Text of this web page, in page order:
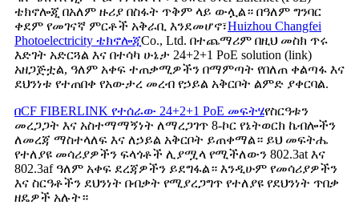
ቴክኖሎጂ በአለም ዙሪያ በስፋት ጥቅም ላይ ውሏል። በዓለም ግንባር
ቀደም የመገናኛ ምርቶች አቅራቢ እንደመሆኖ፣Huizhou Changfei
Photoelectricity ቴክኖሎጂCo., Ltd. በተጨማሪም በዚህ መስክ ጥሩ
እድገት አድርጓል እና በተሳካ ሁኔታ 24+2+1 PoE solution (link)
አዘጋጅቷል, ዓለም አቀፍ ተጠቃሚዎችን በማምጣት የበለጠ ቀልጣፋ እና
ደህንነቱ የተጠበቀ የአውታረ መረብ የኃይል አቅርቦት ልምድ ያቀርባል.
በCF FIBERLINK የተሰራው 24+2+1 PoE መፍትሄየስርዓቱን
መረጋጋት እና አስተማማኝነት ለማረጋገጥ 8-ኮር የኔትወርክ ኬብሎችን
ለመረጃ ማስተላለፍ እና ለኃይል አቅርቦት ይጠቀማል። ይህ መፍትሔ
የተለያዩ መሳሪያዎችን ፍላጎቶች ሊያሟላ የሚችለውን 802.3at እና
802.3af ዓለም አቀፍ ደረጃዎችን ይደግፋል። እንዲሁም የመሳሪያዎችን
እና ስርዓቶችን ደህንነት በብቃት የሚያረጋግጥ የተለያዩ የደህንነት ጥበቃ
ዘዴዎች አሉት።